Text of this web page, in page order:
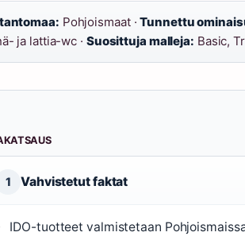
Pohjoismaat ·Tunnettu
ja lattia-wc · Suosittuja malleja: Basic,
1 Vahvistetut faktat
IDO-tuotteet valmistetaan